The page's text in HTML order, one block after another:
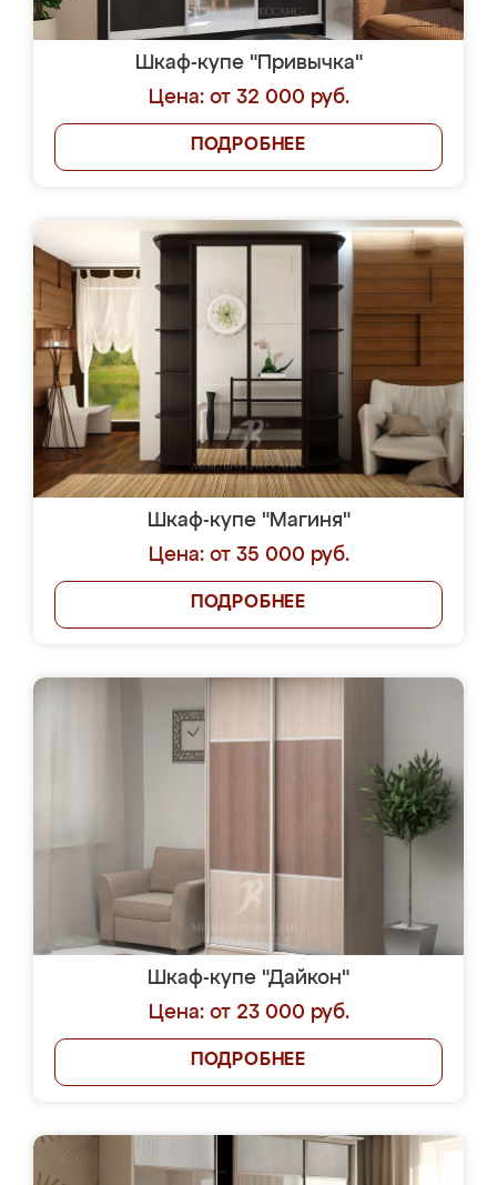
Шкаф-купе "Привычка"
Цена: от 32 000 руб.
ПОДРОБНЕЕ
Шкаф-купе "Магиня"
Цена: от 35 000 руб.
ПОДРОБНЕЕ
Шкаф-купе "Дайкон"
Цена: от 23 000 руб.
ПОДРОБНЕЕ